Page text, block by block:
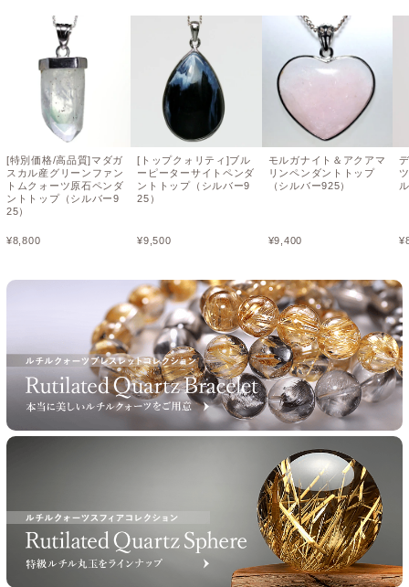
[特別価格/高品質]マダガ
スカル産グリーンファン
トムクォーツ原石ペンダ
ントトップ（シルバー9
25）
¥8,800
[トップクォリティ]ブル
ーピーターサイトペンダ
ントトップ（シルバー9
25）
¥9,500
モルガナイト＆アクアマ
リンペンダントトップ
（シルバー925）
¥9,400 ¥